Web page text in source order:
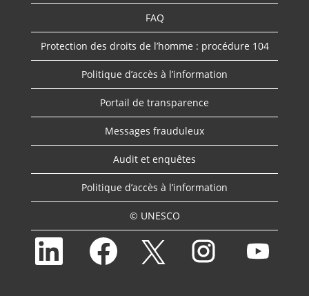
FAQ
Protection des droits de l’homme : procédure 104
Politique d’accès à l’information
Portail de transparence
Messages frauduleux
Audit et enquêtes
Politique d’accès à l’information
© UNESCO
S
u
o
S
o